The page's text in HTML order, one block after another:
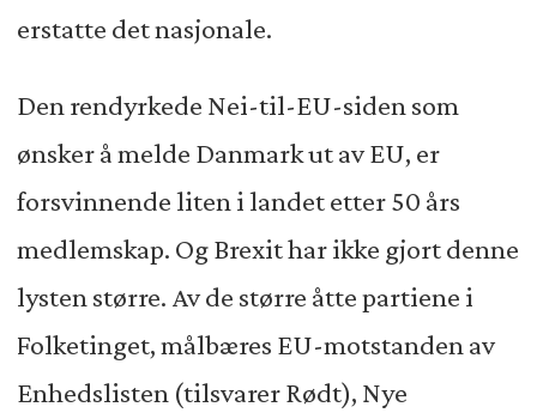
erstatte det nasjonale.
Den rendyrkede Nei-til-EU-siden som
ønsker å melde Danmark ut av EU, er
forsvinnende liten i landet etter 50 års
medlemskap. Og Brexit har ikke gjort denne
lysten større. Av de større åtte partiene i
Folketinget, målbæres EU-motstanden av
Enhedslisten (tilsvarer Rødt), Nye